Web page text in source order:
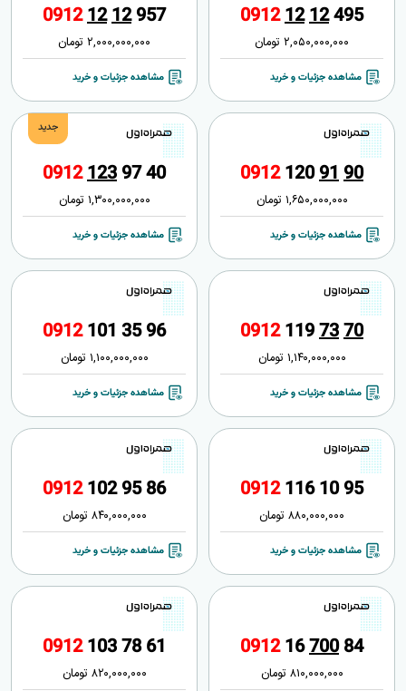
09121212495
2,050,000,000 تومان
مشاهده جزئیات و خرید
09121212957
2,000,000,000 تومان
مشاهده جزئیات و خرید
09121209190
1,650,000,000 تومان
مشاهده جزئیات و خرید
جدید
09121239740
1,300,000,000 تومان
مشاهده جزئیات و خرید
09121197370
1,140,000,000 تومان
مشاهده جزئیات و خرید
0912101 3596
1,100,000,000 تومان
مشاهده جزئیات و خرید
09121161095
880,000,000 تومان
مشاهده جزئیات و خرید
09121029586
840,000,000 تومان
مشاهده جزئیات و خرید
09121670084
810,000,000 تومان
09121037861
820,000,000 تومان